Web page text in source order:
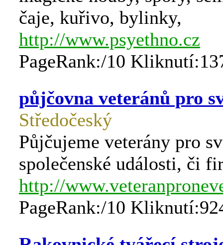
čaje, kuřivo, bylinky,
http://www.psyethno.cz
PageRank:/10
půjčovna veteránů pro
Středočeský
Půjčujeme veterány pro
společenské události, či
http://
PageRank:/10